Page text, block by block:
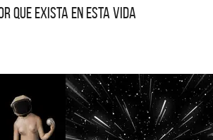
QUE EXISTA EN ESTA VIDA